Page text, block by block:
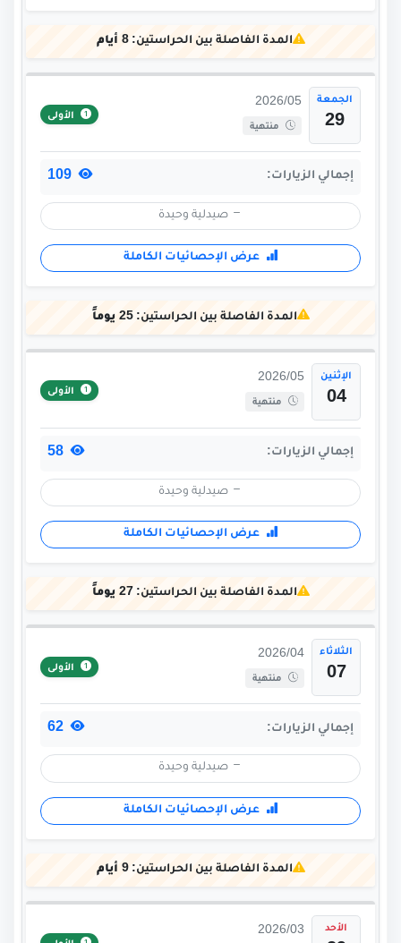
المدة الفاصلة بين الحراستين:8 أيام
الجمعة
29
2026/05
منتهية
الأولى
إجمالي الزيارات:
صيدلية وحيدة
عرض الإحصائيات الكاملة
المدة الفاصلة بين الحراستين:25 يوماً
الإثنين
04
2026/05
منتهية
الأولى
إجمالي الزيارات:
صيدلية وحيدة
عرض الإحصائيات الكاملة
المدة الفاصلة بين الحراستين: 27 يوماً
الثلاثاء
07
2026/04
منتهية
الأولى
إجمالي الزيارات:
صيدلية وحيدة
عرض الإحصائيات الكاملة
المدة الفاصلة بين الحراستين:9 أيام
الأحد 2026/03